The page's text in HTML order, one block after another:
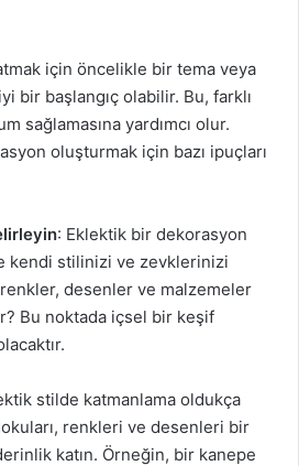
için öncelikle bir tema veya
bir başlangıç olabilir. Bu, farklı
sağlamasına yardımcı olur.
oluşturmak için bazı ipuçları
: Eklektik bir dekorasyon
kendi stilinizi ve zevklerinizi
renkler, desenler ve malzemeler
Bu noktada içsel bir keşif
stilde katmanlama oldukça
renkleri ve desenleri bir
katın. Örneğin, bir kanepe